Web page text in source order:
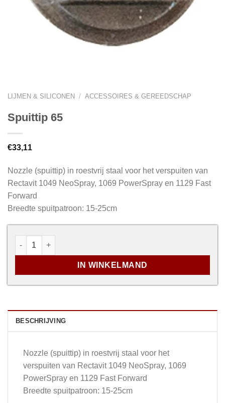
LIJMEN & SILICONEN / ACCESSOIRES & GEREEDSCHAP
Spuittip 65
€33,11
Nozzle (spuittip) in roestvrij staal voor het verspuiten van
Rectavit 1049 NeoSpray, 1069 PowerSpray en 1129 Fast
Forward
Breedte spuitpatroon: 15-25cm
Spuittip 65 aantal
IN WINKELMAND
BESCHRIJVING
Nozzle (spuittip) in roestvrij staal voor het
verspuiten van Rectavit 1049 NeoSpray, 1069
PowerSpray en 1129 Fast Forward
Breedte spuitpatroon: 15-25cm